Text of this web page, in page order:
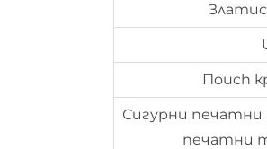
Пouch
Сигурни печатни
печатни